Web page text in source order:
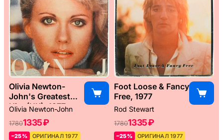
Olivia Newton-
John's Greatest
Hits (UK), 1977
Olivia Newton-John
17801335 ₽
–25%
ОРИГИНАЛ 1977
Foot Loose & Fancy
Free, 1977
Rod Stewart
17801335 ₽
–25% ОРИГИНАЛ 1977